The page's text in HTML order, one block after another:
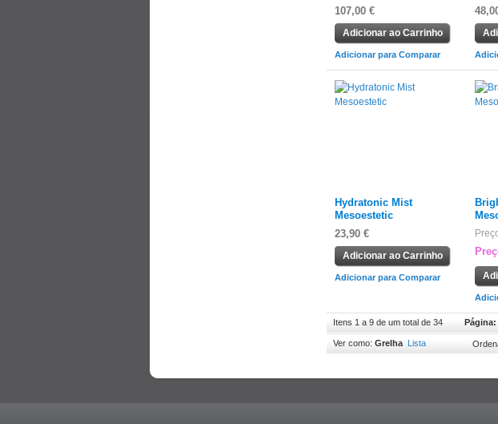
107,00 €
Adicionar ao Carrinho
Adicionar para Comparar
Hydratonic Mist
Mesoestetic
23,90 €
Adicionar ao Carrinho
Adicionar para Comparar
Itens 1 a 9 de um total de 34 Página:
Ver como: Grelha Lista